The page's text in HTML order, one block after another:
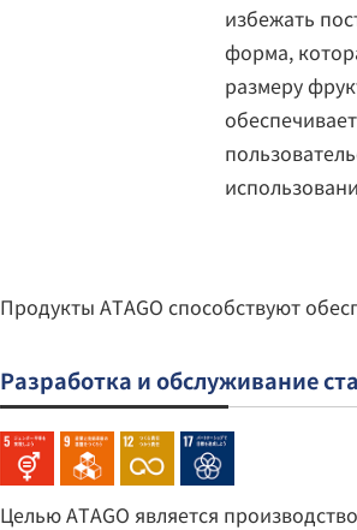
избежать
форма,
размеру
Продукты ATAGO способствуют
Разработка и обслуживание
Целью ATAGO является